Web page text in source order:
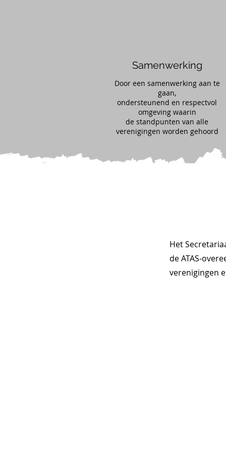
Samenwerking
Door een samenwerking aan te
gaan,
ondersteunend en respectvol
omgeving waarin
de standpunten van alle
verenigingen worden gehoord
Het
de ATAS-
verenigingen